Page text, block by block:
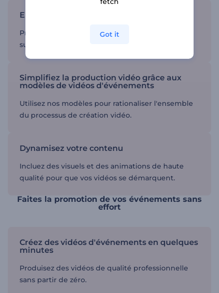
Engager votre public
Produisez des vidéos qui attirent l'attention et
suscitent l'enthousiasme.
Simplifiez la production vidéo grâce aux
modèles de vidéos d'événements
Utilisez nos modèles pour rationaliser l'ensemble
du processus de création vidéo.
Dynamisez votre contenu
Incluez des visuels et des animations de haute
qualité pour que vos vidéos se démarquent.
Faites la promotion de vos événements sans
effort
Créez des vidéos d'événements en quelques
minutes
Produisez des vidéos de qualité professionnelle
sans partir de zéro.
Got it